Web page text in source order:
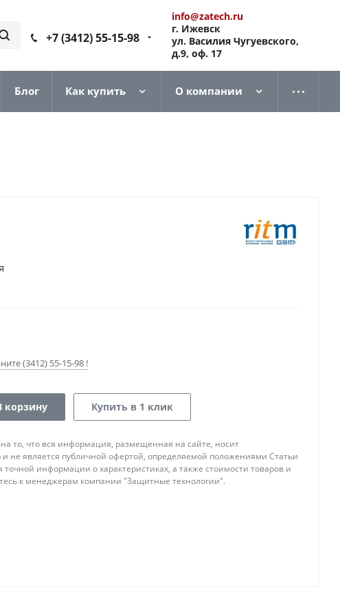
+7 (3412) 55-15-98
info@zatech.ru
г. Ижевск
ул. Василия Чугуевского,
д.9, оф. 17
Блог Как купить О компании
(3412) 55-15-98 !
корзину Купить в 1 клик
то, что вся информация, размещенная на сайте, носит
не является публичной офертой, определяемой положениями Статьи
точной информации о характеристиках, а также стоимости товаров и
к менеджерам компании "Защитные технологии".